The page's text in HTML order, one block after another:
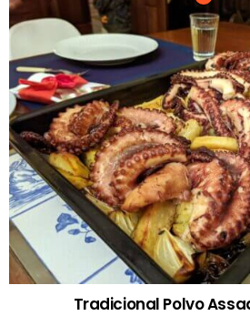
Tradicional Polvo